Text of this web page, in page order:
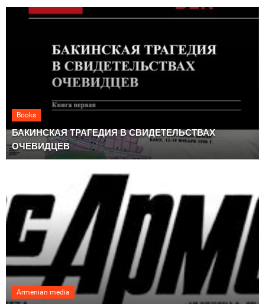
Books
БАКИНСКАЯ ТРАГЕДИЯ В СВИДЕТЕЛЬСТВАХ
ОЧЕВИДЦЕВ
Armenian media